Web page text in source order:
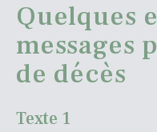
Quelques
messages
de décès
Texte 1